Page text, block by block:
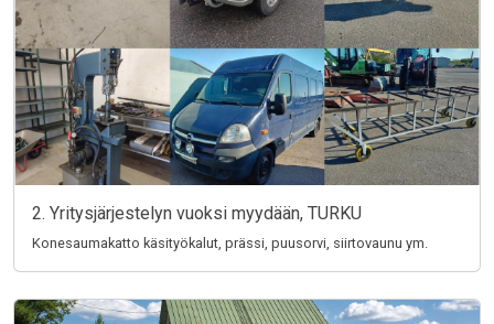
2. Yritysjärjestelyn vuoksi myydään, TURKU
Konesaumakatto käsityökalut, prässi, puusorvi, siirtovaunu ym.